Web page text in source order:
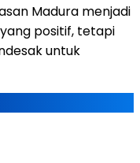
Madura menjadi
positif, tetapi
untuk